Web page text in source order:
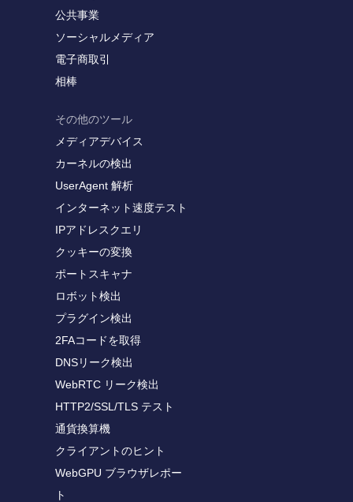
公共事業
ソーシャルメディア
電子商取引
相棒
その他のツール
メディアデバイス
カーネルの検出
UserAgent 解析
インターネット速度テスト
IPアドレスクエリ
クッキーの変換
ポートスキャナ
ロボット検出
プラグイン検出
2FAコードを取得
DNSリーク検出
WebRTC リーク検出
HTTP2/SSL/TLS テスト
通貨換算機
クライアントのヒント
WebGPU ブラウザレポー
ト